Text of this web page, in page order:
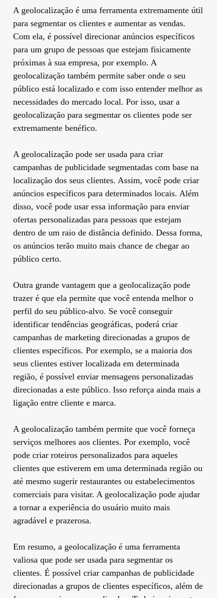
A geolocalização é uma ferramenta extremamente útil
para segmentar os clientes e aumentar as vendas.
Com ela, é possível direcionar anúncios específicos
para um grupo de pessoas que estejam fisicamente
próximas à sua empresa, por exemplo. A
geolocalização também permite saber onde o seu
público está localizado e com isso entender melhor as
necessidades do mercado local. Por isso, usar a
geolocalização para segmentar os clientes pode ser
extremamente benéfico.
A geolocalização pode ser usada para criar
campanhas de publicidade segmentadas com base na
localização dos seus clientes. Assim, você pode criar
anúncios específicos para determinados locais. Além
disso, você pode usar essa informação para enviar
ofertas personalizadas para pessoas que estejam
dentro de um raio de distância definido. Dessa forma,
os anúncios terão muito mais chance de chegar ao
público certo.
Outra grande vantagem que a geolocalização pode
trazer é que ela permite que você entenda melhor o
perfil do seu público-alvo. Se você conseguir
identificar tendências geográficas, poderá criar
campanhas de marketing direcionadas a grupos de
clientes específicos. Por exemplo, se a maioria dos
seus clientes estiver localizada em determinada
região, é possível enviar mensagens personalizadas
direcionadas a este público. Isso reforça ainda mais a
ligação entre cliente e marca.
A geolocalização também permite que você forneça
serviços melhores aos clientes. Por exemplo, você
pode criar roteiros personalizados para aqueles
clientes que estiverem em uma determinada região ou
até mesmo sugerir restaurantes ou estabelecimentos
comerciais para visitar. A geolocalização pode ajudar
a tornar a experiência do usuário muito mais
agradável e prazerosa.
Em resumo, a geolocalização é uma ferramenta
valiosa que pode ser usada para segmentar os
clientes. É possível criar campanhas de publicidade
direcionadas a grupos de clientes específicos, além de